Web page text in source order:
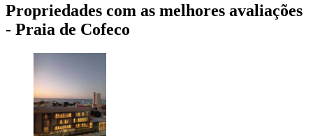
Propriedades com as melhores avaliações
- Praia de Cofeco